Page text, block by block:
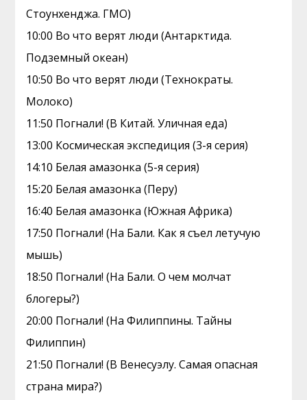
Стоунхенджа. ГМО)
10:00 Во что верят люди (Антарктида.
Подземный океан)
10:50 Во что верят люди (Технократы.
Молоко)
11:50 Погнали! (В Китай. Уличная еда)
13:00 Космическая экспедиция (3-я серия)
14:10 Белая амазонка (5-я серия)
15:20 Белая амазонка (Перу)
16:40 Белая амазонка (Южная Африка)
17:50 Погнали! (На Бали. Как я съел летучую
мышь)
18:50 Погнали! (На Бали. О чем молчат
блогеры?)
20:00 Погнали! (На Филиппины. Тайны
Филиппин)
21:50 Погнали! (В Венесуэлу. Самая опасная
страна мира?)